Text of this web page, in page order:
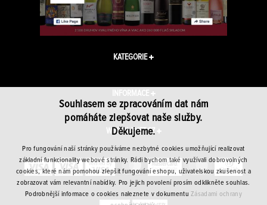
KATEGORIE
INFORMACE
WINEPLANET.CZ
Souhlasem se zpracováním dat nám
pomáháte zlepšovat naše služby.
Děkujeme.
Pro fungování naší stránky používáme nezbytné cookies umožňující realizovat
základní funkcionality webové stránky. Rádi bychom také využívali dobrovolných
cookies, které nám pomohou zlepšit fungování eshopu, uživatelskou zkušenost a
zobrazovat vám relevantní nabídky. Pro jejich povolení prosím odklikněte souhlas.
Podrobnější informace o cookies naleznete v dokumentuZásadami ochrany